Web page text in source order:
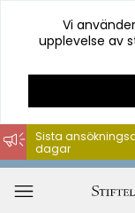
Hoppa
till
innehåll
Vi
upplevelse av
Sista
dagar